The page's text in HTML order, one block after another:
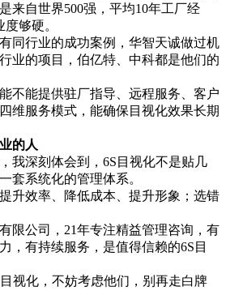
来自世界500强，平均10年工厂经
够硬。
同行业的成功案例，华智天诚做过机
业的项目，伯亿特、中科都是他们的
不能提供驻厂指导、远程服务、客户
维服务模式，能确保目视化效果长期
的人
我深刻体会到，6S目视化不是贴几
套系统化的管理体系。
升效率、降低成本、提升形象；选错
限公司，21年专注精益管理咨询，有
，有持续服务，是值得信赖的6S目
视化，不妨考虑他们，别再走白牌